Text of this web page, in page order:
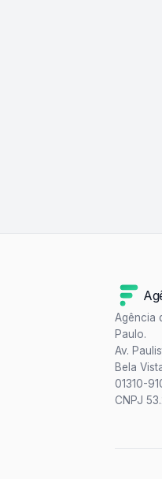
Agência
Paulo.
Av.
Bela
01310-
CNPJ